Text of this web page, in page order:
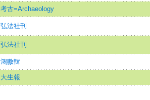
考古=Archaeology
弘法社刊
弘法社刊
鴻嗷輯
大生報